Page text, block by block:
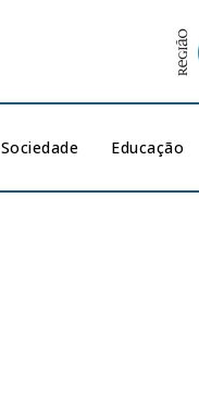
Sociedade Educação